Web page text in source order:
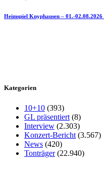
Heimspiel Knyphausen – 01.-
Kategorien
10+10 (393)
GL präsentiert (8)
Interview (2.303)
Konzert-Bericht (3.567)
News (420)
Tonträger(22.940)